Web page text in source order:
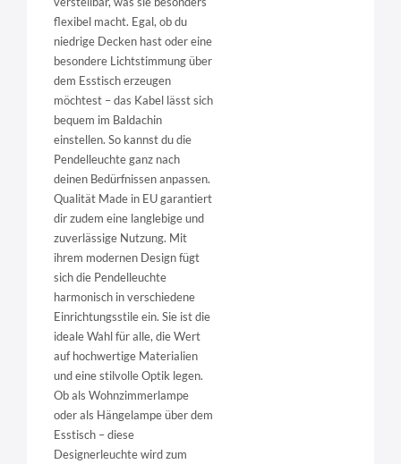
flexibel macht. Egal, ob du
niedrige Decken hast oder eine
besondere Lichtstimmung über
dem Esstisch erzeugen
möchtest – das Kabel lässt sich
bequem im Baldachin
einstellen. So kannst du die
Pendelleuchte ganz nach
deinen Bedürfnissen anpassen.
Qualität Made in EU garantiert
dir zudem eine langlebige und
zuverlässige Nutzung. Mit
ihrem modernen Design fügt
sich die Pendelleuchte
harmonisch in verschiedene
Einrichtungsstile ein. Sie ist die
ideale Wahl für alle, die Wert
auf hochwertige Materialien
und eine stilvolle Optik legen.
Ob als Wohnzimmerlampe
oder als Hängelampe über dem
Esstisch – diese
Designerleuchte wird zum